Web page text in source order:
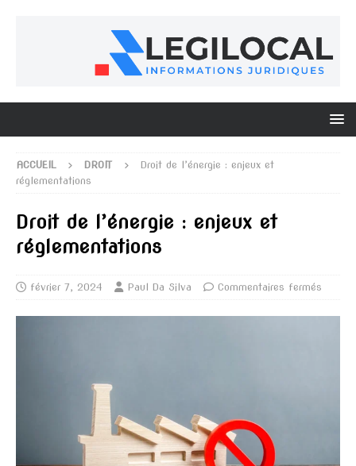
ACCUEIL DROIT
Droit de l’énergie : enjeux et
réglementations
Droit de l’énergie : enjeux et
réglementations
février 7, 2024 Paul Da Silva Commentaires fermés